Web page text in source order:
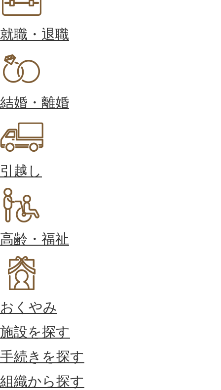
就職・退職
結婚・離婚
引越し
高齢・福祉
おくやみ
施設を探す
手続きを探す
組織から探す